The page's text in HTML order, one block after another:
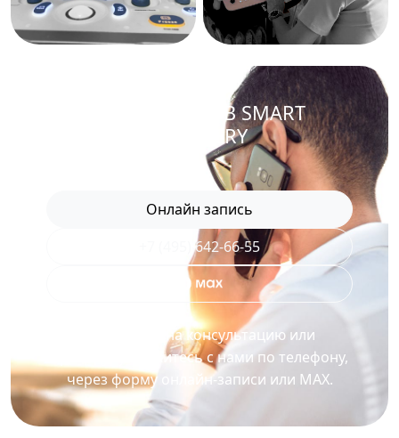
ЗАПИСАТЬСЯ В SMART
RECOVERY
Онлайн запись
+7 (495) 642-66-55
Для записи на консультацию или
процедуру свяжитесь с нами по телефону,
через форму онлайн-записи или MAX.